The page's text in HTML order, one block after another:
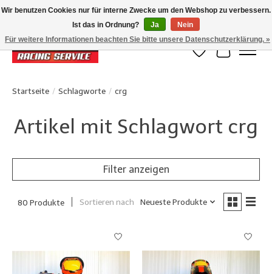
Klanten beoordelen ons met een 4,8/5 op Google reviews
Wunschzettel
Ihr
Startseite / Schlagworte / crg
Artikel mit Schlagwort crg
Filter anzeigen
80 Produkte Sortieren nach Neueste Produkte
Wir benutzen Cookies nur für interne Zwecke um den Webshop zu verbessern.
Ist das in Ordnung?
Ja
Nein
Für weitere Informationen beachten Sie bitte unsere Datenschutzerklärung. »